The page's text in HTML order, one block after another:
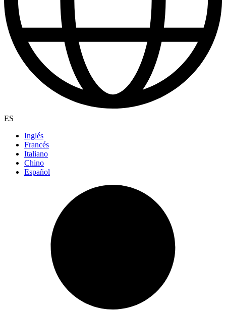
ES
Inglés
Francés
Italiano
Chino
Español